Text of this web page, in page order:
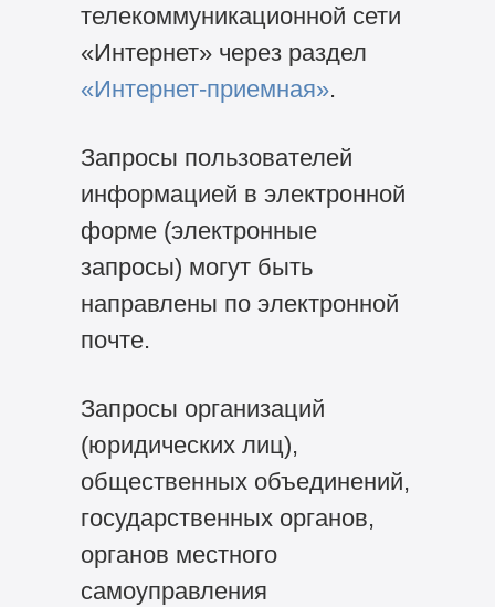
телекоммуникационной сети
«Интернет» через раздел
«Интернет-приемная».
Запросы пользователей
информацией в электронной
форме (электронные
запросы) могут быть
направлены по электронной
почте.
Запросы организаций
(юридических лиц),
общественных объединений,
государственных органов,
органов местного
самоуправления